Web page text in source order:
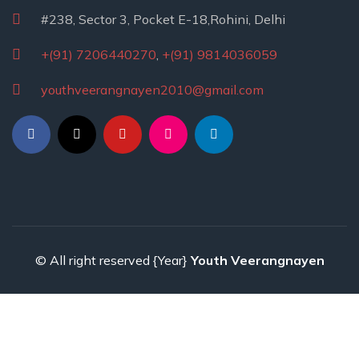
#238, Sector 3, Pocket E-18,Rohini, Delhi
+(91) 7206440270 +(91) 9814036059
youthveerangnayen2010@gmail.com
© All right reserved {Year} Youth Veerangnayen